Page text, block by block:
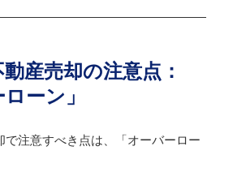
産売却の注意点：
ーン」
で注意すべき点は、「オーバーロー